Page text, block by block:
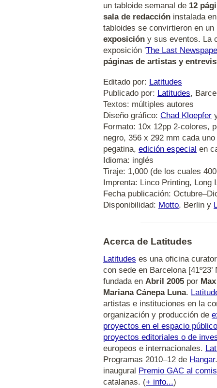
un tabloide semanal de 12
sala de redacción instalada
tabloides se convirtieron en un
exposición y sus eventos. La
exposición 'The Last
páginas de artistas y
Editado por: Latitudes
Publicado por: Latitudes,
Textos: múltiples autores
Diseño gráfico: Chad Kloepfer
Formato: 10x 12pp 2-colores,
negro, 356 x 292 mm cada
pegatina, edición especial en
Idioma: inglés
Tiraje: 1,000 (de los cuales
Imprenta: Linco Printing, Long
Fecha publicación:
Disponibilidad: Motto, Berlin y
Acerca de Latitudes
Latitudes es una oficina
con sede en Barcelona [41º23’
fundada en Abril 2005 por
Mariana Cánepa Luna.
artistas e instituciones en la
organización y producción de
proyectos en el espacio público
proyectos editoriales o de
europeos e internacionales.
Programas 2010–12 de Hangar
inaugural Premio GAC al
catalanas. (+ info...)